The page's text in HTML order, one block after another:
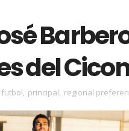
del
futbol, principal, regional